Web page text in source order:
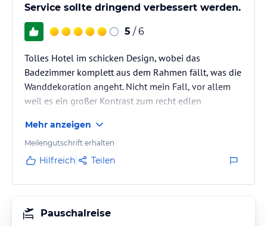
Service sollte dringend verbessert werden.
5 / 6
Tolles Hotel im schicken Design, wobei das
Badezimmer komplett aus dem Rahmen fällt, was die
Wanddekoration angeht. Nicht mein Fall, vor allem
weil es ein großer Kontrast zum recht edlen
die Wände einige Spritzer hatten.
Lage optimal, Personal schulungsbedürftig.
Mehr anzeigen
Meilengutschrift erhalten
Hilfreich Teilen
Pauschalreise